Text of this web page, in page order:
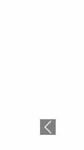
Précédent